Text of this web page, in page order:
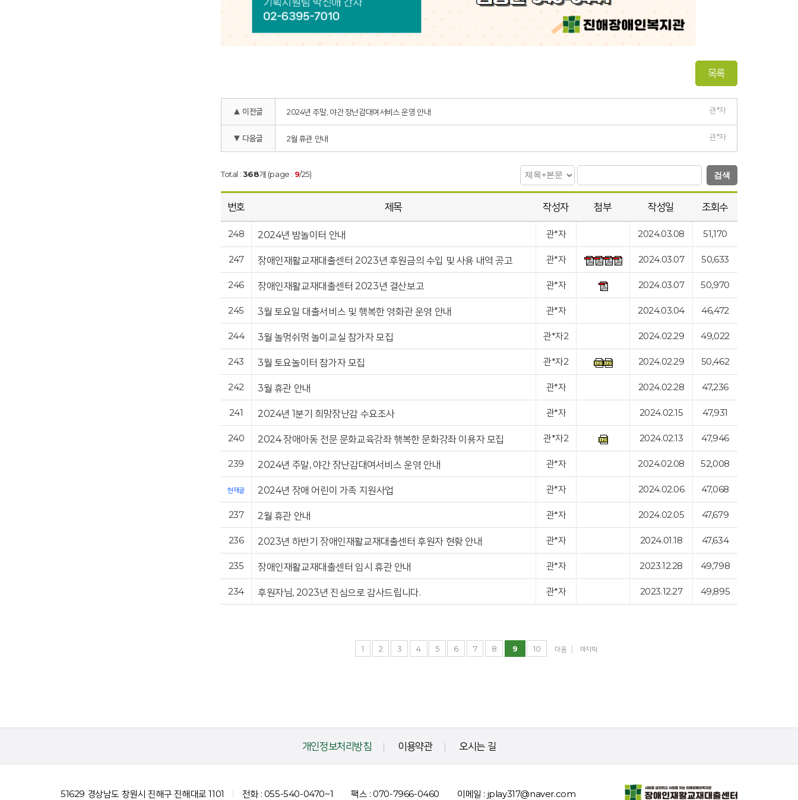
목록
▲ 이전글 2024년 주말, 야간 장난감대여서비스 운영 안내 관*자
▼ 다음글 2월 휴관 안내 관*자
Total :368개 (page : 9/25) 검색
번호 제목 작성자 첨부 작성일 조회수
248 2024년 밤놀이터 안내 관*자 2024.03.08 51,170
247 장애인재활교재대출센터 2023년 후원금의 수입 및 사용 내역 공고 관*자 2024.03.07 50,633
246 장애인재활교재대출센터 2023년 결산보고 관*자 2024.03.07 50,970
245 3월 토요일 대출서비스 및 행복한 영화관 운영 안내 관*자 2024.03.04 46,472
244 3월 놀멍쉬멍 놀이교실 참가자 모집 관*자2 2024.02.29 49,022
243 3월 토요놀이터 참가자 모집 관*자2 2024.02.29 50,462
242 3월 휴관 안내 관*자 2024.02.28 47,236
241 2024년 1분기 희망장난감 수요조사 관*자 2024.02.15 47,931
240 2024 장애아동 전문 문화교육강좌 행복한 문화강좌 이용자 모집 관*자2 2024.02.13 47,946
239 2024년 주말, 야간 장난감대여서비스 운영 안내 관*자 2024.02.08 52,008
현재글 2024년 장애 어린이 가족 지원사업 관*자 2024.02.06 47,068
237 2월 휴관 안내 관*자 2024.02.05 47,679
236 2023년 하반기 장애인재활교재대출센터 후원자 현황 안내 관*자 2024.01.18 47,634
235 장애인재활교재대출센터 임시 휴관 안내 관*자 2023.12.28 49,798
234 후원자님, 2023년 진심으로 감사드립니다. 관*자 2023.12.27 49,895
1 2 3 4 5 6 7 8 9 10 다음 마지막
개인정보처리방침 이용약관 오시는 길
51629 경상남도 창원시 진해구 진해대로 1101 전화 : 055-540-0470~1 팩스 : 070-7966-0460 이메일 : jplay317@naver.com